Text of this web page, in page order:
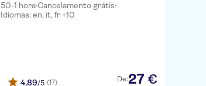
50-1 hora·Cancelamento grátis·
Idiomas: en, it, fr +10
4,89/5 (17) De:27 €